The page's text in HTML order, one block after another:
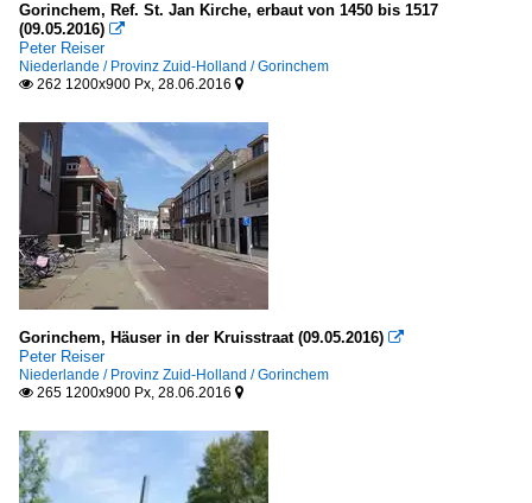
Gorinchem, Ref. St. Jan Kirche, erbaut von 1450 bis 1517
(09.05.2016) 
Peter Reiser
Niederlande / Provinz Zuid-Holland / Gorinchem
 262 1200x900 Px, 28.06.2016 
Gorinchem, Häuser in der Kruisstraat (09.05.2016) 
Peter Reiser
Niederlande / Provinz Zuid-Holland / Gorinchem
 265 1200x900 Px, 28.06.2016 